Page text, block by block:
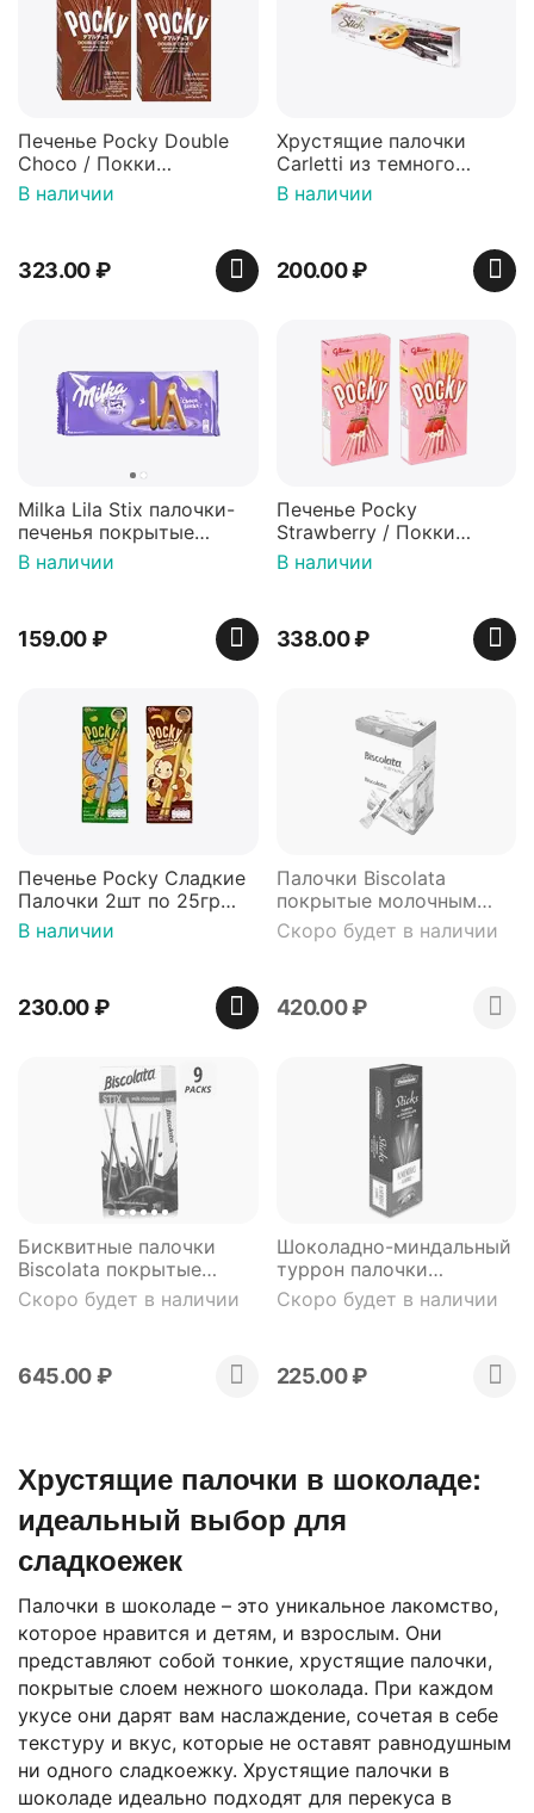
Хрустящие палочки в шоколаде:
идеальный выбор для
сладкоежек
Палочки в шоколаде – это уникальное лакомство,
которое нравится и детям, и взрослым. Они
представляют собой тонкие, хрустящие палочки,
покрытые слоем нежного шоколада. При каждом
укусе они дарят вам наслаждение, сочетая в себе
текстуру и вкус, которые не оставят равнодушным
ни одного сладкоежку. Хрустящие палочки в
шоколаде идеально подходят для перекуса в
Печенье Pocky Double
Choco / Покки
шоколадные палочки со
вкусом Двойной
В наличии
323.00₽
Хрустящие палочки
Carletti из темного
шоколада со вкусом
апельсина, 75г
В наличии
200.00₽
Milka Lila Stix палочки-
печенья покрытые
молочным шоколадом,
112 г
В наличии
159.00₽
Печенье Pocky
Strawberry / Покки
шоколадные палочки со
вкусом Клубника 45 гр 2
В наличии
338.00₽
Печенье Pocky Сладкие
Палочки 2шт по 25гр
Набор Банан и Манго
В наличии
230.00₽
Палочки Biscolata
покрытые молочным
шоколадом с кокосовой
стружкой 32 г 6 штук
Скоро будет в наличии
420.00₽
Бисквитные палочки
Biscolata покрытые
молочным шоколадом
40 гр. 9 штук
Скоро будет в наличии
645.00₽
Шоколадно-миндальный
туррон палочки
Delaviuda 120 г
Скоро будет в наличии
225.00₽